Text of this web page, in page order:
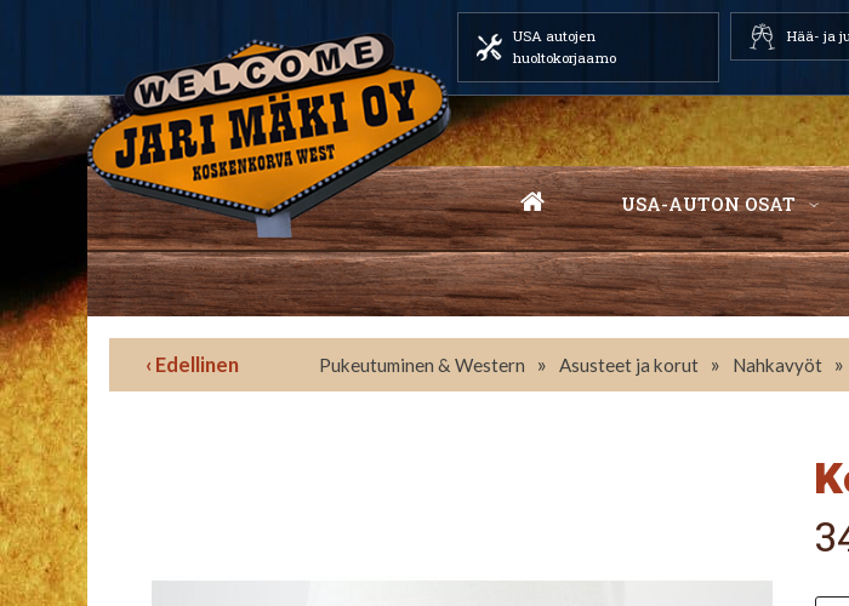
USA autojen
huoltokorjaamo
Hää- ja
USA-AUTON OSAT
‹ Edellinen Pukeutuminen & Western » Asusteet ja korut » Nahkavyöt »